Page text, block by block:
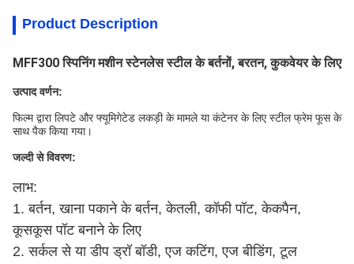
Product Description
MFF300 स्पिनिंग मशीन स्टेनलेस स्टील के बर्तनों, बरतन, कुकवेयर के लिए
उत्पाद वर्णन:
फिल्म द्वारा लिपटे और फ्यूमिगेटेड लकड़ी के मामले या कंटेनर के लिए स्टील फ्रेम फूस के
साथ पैक किया गया।
जल्दी से विवरण:
लाभ:
1. बर्तन, खाना पकाने के बर्तन, केतली, कॉफी पॉट, केकपैन,
कूसकूस पॉट बनाने के लिए
2. सर्कल से या डीप ड्रॉ बॉडी, एज कटिंग, एज बीडिंग, टूल